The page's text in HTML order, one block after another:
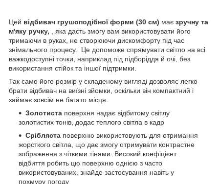
Цей відбивач грушоподібної форми (30 см) має зручну та
м'яку ручку,
, яка дасть змогу вам використовувати його
тримаючи в руках, не створюючи дискомфорту під час
знімального процесу. Це допоможе спрямувати світло на всі
важкодоступні точки, наприклад під підборіддя й очі, без
використання стійок та іншої підтримки.
Так само його розмір у складеному вигляді дозволяє легко
брати відбивач на виїзні зйомки, оскільки він компактний і
займає зовсім не багато місця.
Золотиста поверхня надає відбитому світлу
золотистих тонів, додає теплого світла в кадр
Срібляста поверхню використовують для отримання
жорсткого світла, що дає змогу отримувати контрастне
зображення з чіткими тінями. Високий коефіцієнт
відбиття робить цю поверхню однією з часто
використовуваних, знайде застосування навіть у
похмуру погоду